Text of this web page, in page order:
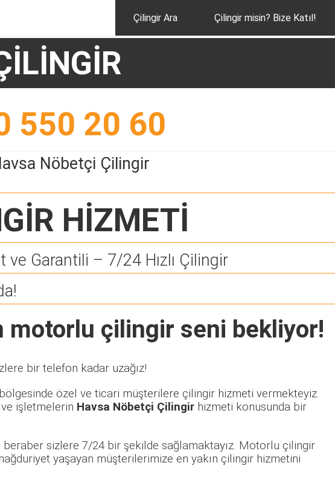
Çilingir Ara Çilingir misin? Bize Katıl!
550 20 60
Nöbetçi Çilingir
HİZMETİ
Garantili – 7/24 Hızlı Çilingir
motorlu çilingir seni bekliyor!
bir telefon kadar uzağız!
bölgesinde özel ve ticari müşterilere çilingir hizmeti vermekteyiz.
ve işletmelerin Havsa Nöbetçi Çilingir hizmeti konusunda bir
sizlere 7/24 bir şekilde sağlamaktayız. Motorlu çilingir
yaşayan müşterilerimize en yakın çilingir hizmetini